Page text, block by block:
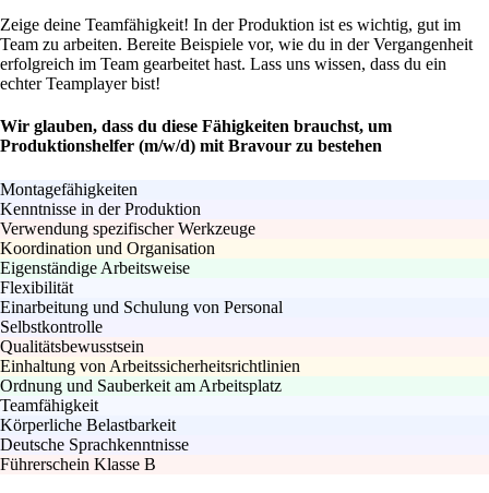
Zeige deine Teamfähigkeit! In der Produktion ist es wichtig, gut im
Team zu arbeiten. Bereite Beispiele vor, wie du in der Vergangenheit
erfolgreich im Team gearbeitet hast. Lass uns wissen, dass du ein
echter Teamplayer bist!
Wir glauben, dass du diese Fähigkeiten brauchst, um
Produktionshelfer (m/w/d) mit Bravour zu bestehen
Montagefähigkeiten
Kenntnisse in der Produktion
Verwendung spezifischer Werkzeuge
Koordination und Organisation
Eigenständige Arbeitsweise
Flexibilität
Einarbeitung und Schulung von Personal
Selbstkontrolle
Qualitätsbewusstsein
Einhaltung von Arbeitssicherheitsrichtlinien
Ordnung und Sauberkeit am Arbeitsplatz
Teamfähigkeit
Körperliche Belastbarkeit
Deutsche Sprachkenntnisse
Führerschein Klasse B